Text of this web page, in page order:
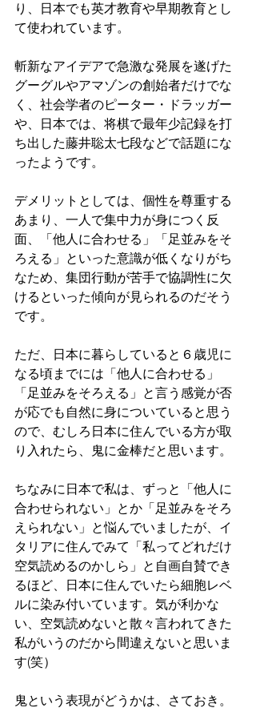
り、日本でも英才教育や早期教育とし
て使われています。
斬新なアイデアで急激な発展を遂げた
グーグルやアマゾンの創始者だけでな
く、社会学者のピーター・ドラッガー
や、日本では、将棋で最年少記録を打
ち出した藤井聡太七段などで話題にな
ったようです。
デメリットとしては、個性を尊重する
あまり、一人で集中力が身につく反
面、「他人に合わせる」「足並みをそ
ろえる」といった意識が低くなりがち
なため、集団行動が苦手で協調性に欠
けるといった傾向が見られるのだそう
です。
ただ、日本に暮らしていると６歳児に
なる頃までには「他人に合わせる」
「足並みをそろえる」と言う感覚が否
が応でも自然に身についていると思う
ので、むしろ日本に住んでいる方が取
り入れたら、鬼に金棒だと思います。
ちなみに日本で私は、ずっと「他人に
合わせられない」とか「足並みをそろ
えられない」と悩んでいましたが、イ
タリアに住んでみて「私ってどれだけ
空気読めるのかしら」と自画自賛でき
るほど、日本に住んでいたら細胞レベ
ルに染み付いています。気が利かな
い、空気読めないと散々言われてきた
私がいうのだから間違えないと思いま
す(笑）
鬼という表現がどうかは、さておき。